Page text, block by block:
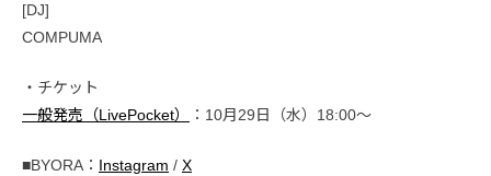
[DJ]
COMPUMA
・チケット
一般発売（LivePocket）
：10月29日（水）18:00〜
■BYORA： Instagram / X